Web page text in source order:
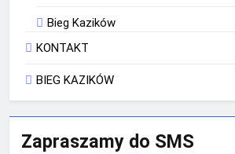
Bieg Kazików
KONTAKT
BIEG KAZIKÓW
Zapraszamy do SMS